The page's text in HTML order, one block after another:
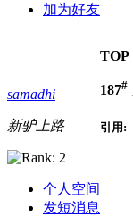
加为好友
TOP
samadhi
新驴上路
个人空间
发短消息
187#
引用: